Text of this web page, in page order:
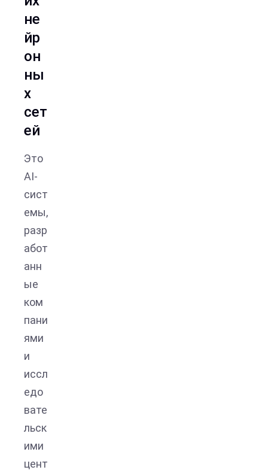
не
йр
он
ны
х
сет
ей
Это
AI-
сист
емы,
разр
абот
анн
ые
ком
пани
ями
и
иссл
едо
вате
льск
ими
цент